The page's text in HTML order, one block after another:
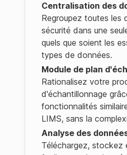
Centralisation des
Regroupez toutes les
sécurité dans une
quels que soient les
types de données.
Module de plan
Rationalisez votre
d'échantillonnage
fonctionnalités
LIMS, sans la
Analyse des
Téléchargez, stockez